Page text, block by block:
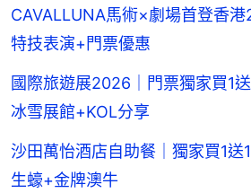
CAVALLUNA馬術×劇場首登香
特技表演+門票優惠
國際旅遊展2026｜門票獨家買1
冰雪展館+KOL分享
沙田萬怡酒店自助餐｜獨家買1送
生蠔+金牌澳牛